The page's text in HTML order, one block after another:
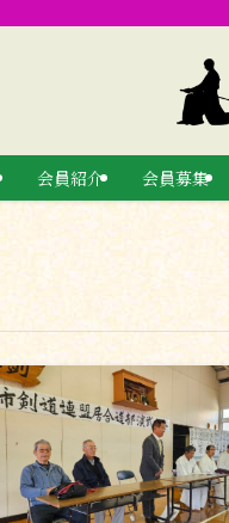
会員紹介 会員募集